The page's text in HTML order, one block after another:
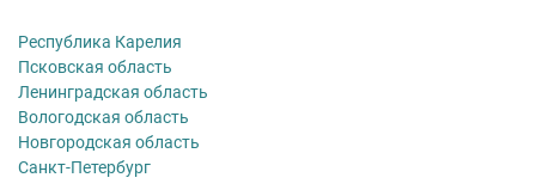
Республика Карелия
Псковская область
Ленинградская область
Вологодская область
Новгородская область
Санкт-Петербург